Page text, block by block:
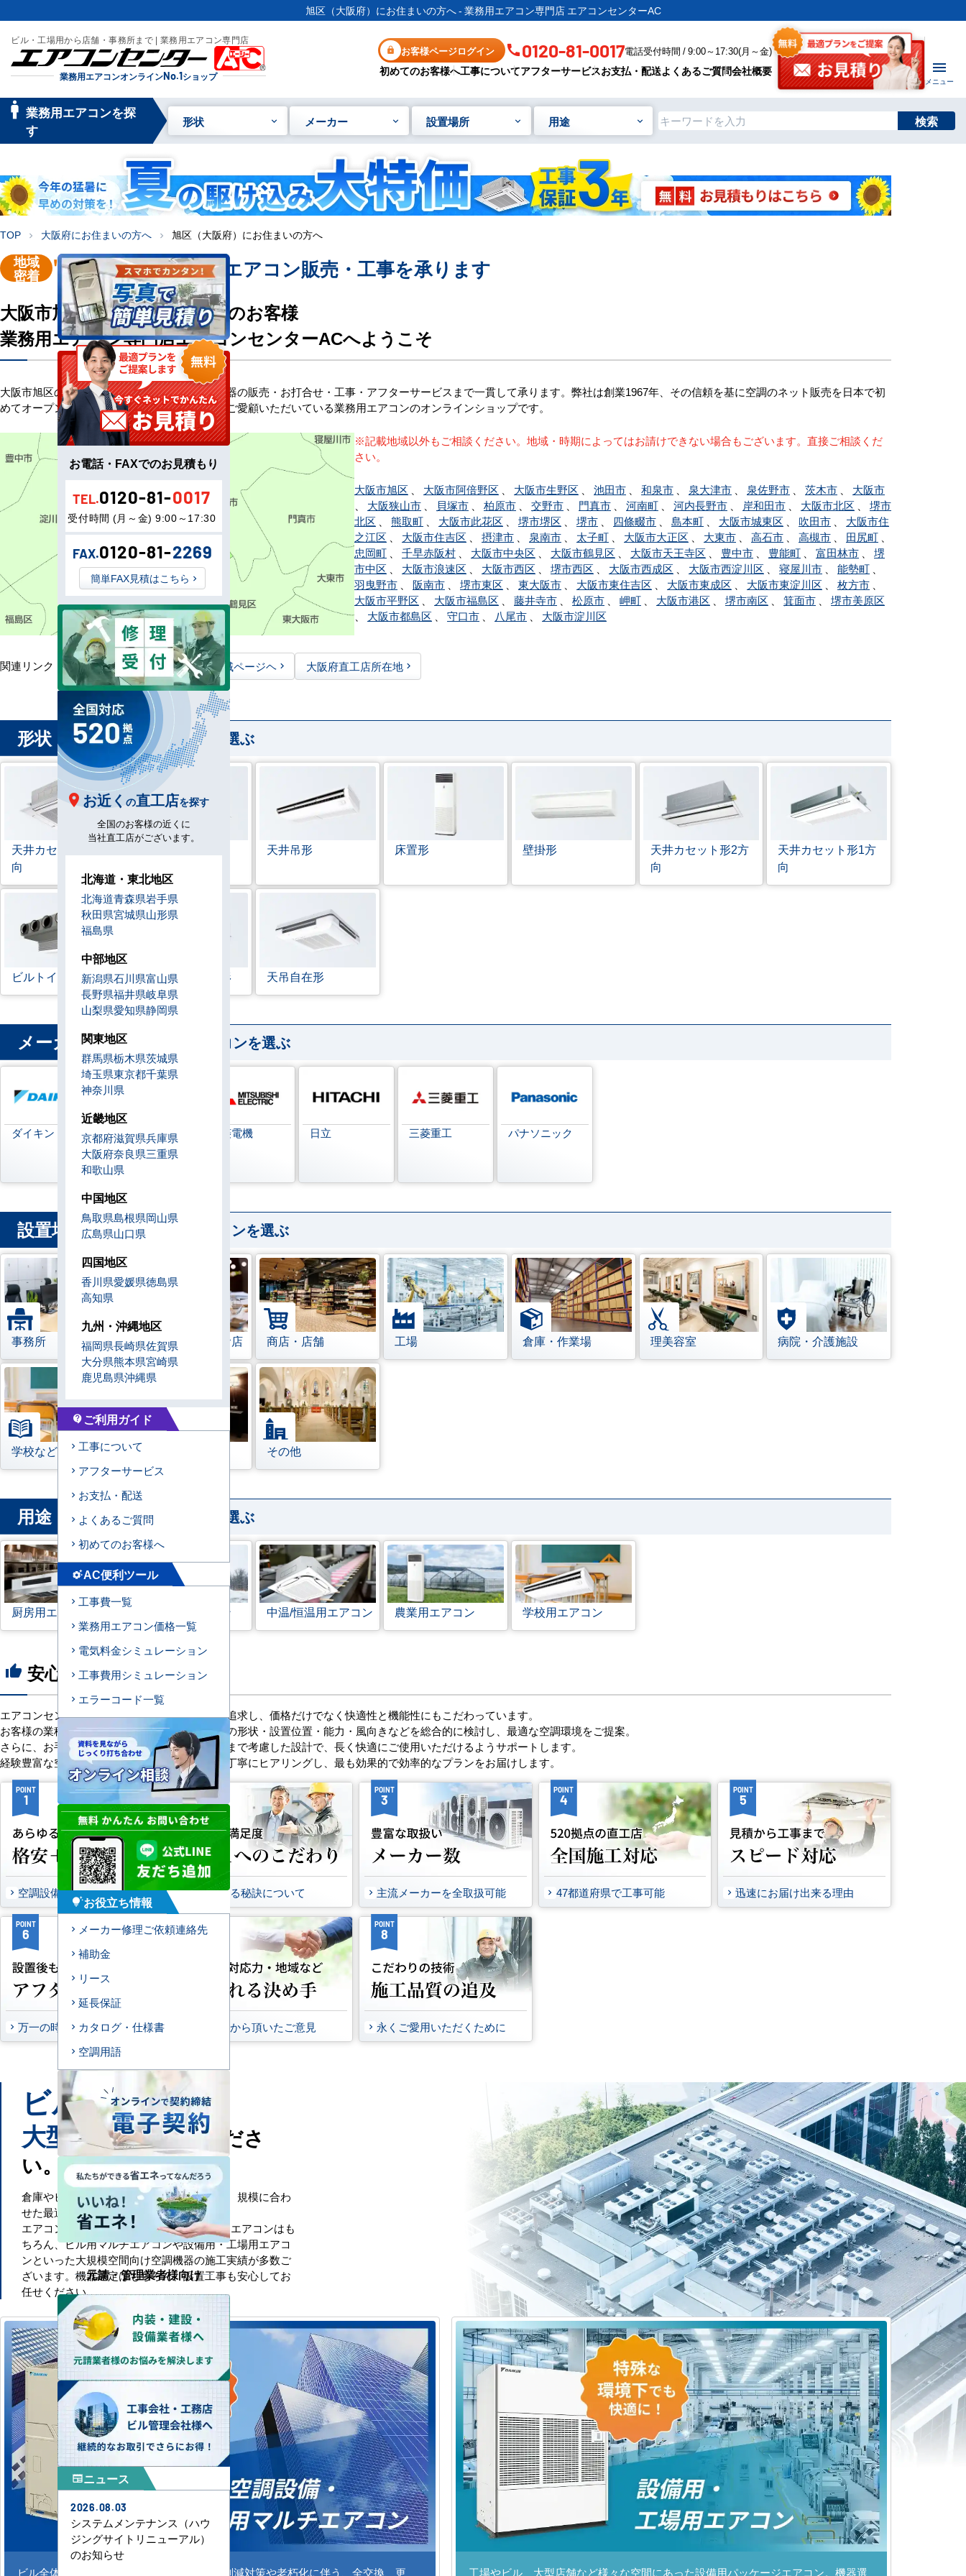
旭区（大阪府）にお住まいの方へ - 業務用エアコン専門店 エアコンセンターAC
ビル・工場用から店舗・事務所まで | 業務用エアコン専門店
業務用エアコンオンラインNo.1ショップ
お客様ページログイン 0120-81-0017電話受付時間 / 9:00～17:30(月～金)
初めてのお客様へ工事についてアフターサービスお支払・配送よくあるご質問会社概要
メニュー
manage_searc
業務用エアコンを探
す
形状 メーカー 設置場所 用途 検索
TOP chevron_right 大阪府にお住まいの方へ chevron_right 旭区（大阪府）にお住まいの方へ
地域
密着 "大阪市旭区"業務用エアコン販売・工事を承ります
大阪市旭区にお住い・お勤めのお客様
業務用エアコン専門店エアコンセンターACへようこそ
大阪市旭区のお客様へ業務用エアコン・空調機器の販売・お打合せ・工事・アフターサービスまで一貫して承ります。弊社は創業1967年、その信頼を基に空調のネット販売を日本で初
めてオープンしました。以来、皆様にご信頼・ご愛顧いただいている業務用エアコンのオンラインショップです。
※記載地域以外もご相談ください。地域・時期によってはお請けできない場合もございます。直接ご相談くだ
さい。
大阪市旭区 大阪市阿倍野区 大阪市生野区 池田市 和泉市 泉大津市 泉佐野市 茨木市
大阪市
大阪狭山市 貝塚市 柏原市 交野市 門真市 河南町 河内長野市 岸和田市 大阪市北区
堺市
北区
熊取町 大阪市此花区 堺市堺区 堺市 四條畷市 島本町 大阪市城東区 吹田市
大阪市住
之江区
大阪市住吉区 摂津市 泉南市 太子町 大阪市大正区 大東市 高石市 高槻市 田尻町
忠岡町
千早赤阪村 大阪市中央区 大阪市鶴見区 大阪市天王寺区 豊中市 豊能町 富田林市
堺
市中区
大阪市浪速区 大阪市西区 堺市西区 大阪市西成区 大阪市西淀川区 寝屋川市 能勢町
羽曳野市
阪南市 堺市東区 東大阪市 大阪市東住吉区 大阪市東成区 大阪市東淀川区 枚方市
大阪市平野区
大阪市福島区 藤井寺市 松原市 岬町 大阪市港区 堺市南区 箕面市
堺市美原区
大阪市都島区 守口市 八尾市 大阪市淀川区
関連リンク： TOPページヘ 大阪府全域ページヘ 大阪府直工店所在地
形状 から業務用エアコンを選ぶ
天井カセット形
向
ラウンドフロー 天井吊形 床置形 壁掛形 天井カセット形2方
向
天井カセット形1方
向
ビルトイン形 天井埋込ダクト形 天吊自在形
メーカー から業務用エアコンを選ぶ
ダイキン
日本キヤリア
(旧:東芝キヤリ
ア)
三菱電機 日立 三菱重工 パナソニック
設置場所 から業務用エアコンを選ぶ
事務所 レストラン・飲食店 商店・店舗 工場 倉庫・作業場 理美容室 病院・介護施設
学校などの教育機関 宿泊施設 その他
用途 から業務用エアコンを選ぶ
厨房用エアコン 寒冷地用エアコン 中温/恒温用エアコン 農業用エアコン 学校用エアコン
thumb_up 安心の8つのポイント
エアコンセンターACは、「格安＋α」の価値を追求し、価格だけでなく快適性と機能性にもこだわっています。
お客様の業種や施設の形態に合わせて、室内機の形状・設置位置・能力・風向きなどを総合的に検討し、最適な空調環境をご提案。
さらに、お手入れのしやすさやメンテナンス性まで考慮した設計で、長く快適にご使用いただけるようサポートします。
経験豊富な空調技術者が現場の状況やご要望を丁寧にヒアリングし、最も効果的で効率的なプランをお届けします。
POINT
1
空調設備のご提案について
POINT
2
選ばれる秘訣について
POINT
3
主流メーカーを全取扱可能
POINT
4
47都道府県で工事可能
POINT
5
迅速にお届け出来る理由
POINT
6
万一の時もお任せください
POINT
7
お客様から頂いたご意見
POINT
8
永くご愛用いただくために
ビルや工場などの
大型施設もお任せくださ
い。
倉庫やビル・工場といった大規模空間には、規模に合わ
せた最適な空調設備が必要です。
エアコンセンターACでは、一般的な業務用エアコンはも
ちろん、ビル用マルチエアコンや設備用・工場用エアコ
ンといった大規模空間向け空調機器の施工実績が多数ご
ざいます。機器選定はもちろん、設置工事も安心してお
任せください。
ビル全体のシステム空調の新規導入、CO2削減対策や老朽化に伴う、全交換、更 工場やビル、大型店舗など様々な空間にあった設備用パッケージエアコン。機器選
お電話・FAXでのお見積もり
TEL.0120-81-0017
受付時間 (月～金) 9:00～17:30
FAX.0120-81-2269
簡単FAX見積はこちら
お近く の直工店を探す
全国のお客様の近くに
当社直工店がございます。
北海道・東北地区
北海道青森県岩手県
秋田県宮城県山形県
福島県
中部地区
新潟県石川県富山県
長野県福井県岐阜県
山梨県愛知県静岡県
関東地区
群馬県栃木県茨城県
埼玉県東京都千葉県
神奈川県
近畿地区
京都府滋賀県兵庫県
大阪府奈良県三重県
和歌山県
中国地区
鳥取県島根県岡山県
広島県山口県
四国地区
香川県愛媛県徳島県
高知県
九州・沖縄地区
福岡県長崎県佐賀県
大分県熊本県宮崎県
鹿児島県沖縄県
contact_support ご利用ガイド
工事について
アフターサービス
お支払・配送
よくあるご質問
初めてのお客様へ
settings_suggestAC便利ツール
工事費一覧
業務用エアコン価格一覧
電気料金シミュレーション
工事費用シミュレーション
エラーコード一覧
tips_and_updatesお役立ち情報
メーカー修理ご依頼連絡先
補助金
リース
延長保証
カタログ・仕様書
空調用語
元請・管理業者様向け
newspaperニュース
2026.08.03
システムメンテナンス（ハウ
ジングサイトリニューアル）
のお知らせ